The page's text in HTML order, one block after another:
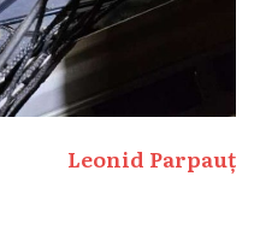
Leonid Parpauț